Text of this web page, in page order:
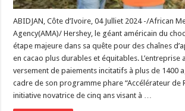
ABIDJAN, Côte d’Ivoire, 04 Julliet 2024 -/African
Agency(AMA)/ Hershey, le géant américain du
étape majeure dans sa quête pour des chaînes
en cacao plus durables et équitables. L’entreprise
versement de paiements incitatifs à plus de 1400
cadre de son programme phare “Accélérateur de
initiative novatrice de cinq ans visant à …